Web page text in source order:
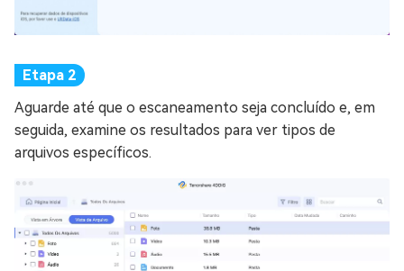
Aguarde até que o escaneamento seja concluído e, em
seguida, examine os resultados para ver tipos de
arquivos específicos.